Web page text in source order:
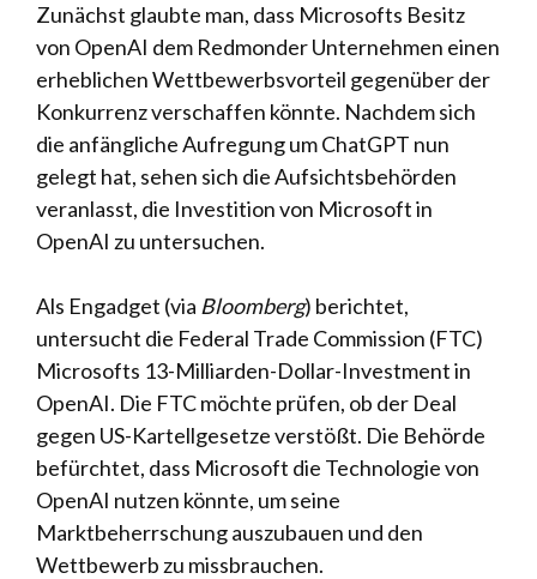
Zunächst glaubte man, dass Microsofts Besitz
von OpenAI dem Redmonder Unternehmen einen
erheblichen Wettbewerbsvorteil gegenüber der
Konkurrenz verschaffen könnte. Nachdem sich
die anfängliche Aufregung um ChatGPT nun
gelegt hat, sehen sich die Aufsichtsbehörden
veranlasst, die Investition von Microsoft in
OpenAI zu untersuchen.
Als Engadget (via Bloomberg) berichtet,
untersucht die Federal Trade Commission (FTC)
Microsofts 13-Milliarden-Dollar-Investment in
OpenAI. Die FTC möchte prüfen, ob der Deal
gegen US-Kartellgesetze verstößt. Die Behörde
befürchtet, dass Microsoft die Technologie von
OpenAI nutzen könnte, um seine
Marktbeherrschung auszubauen und den
Wettbewerb zu missbrauchen.